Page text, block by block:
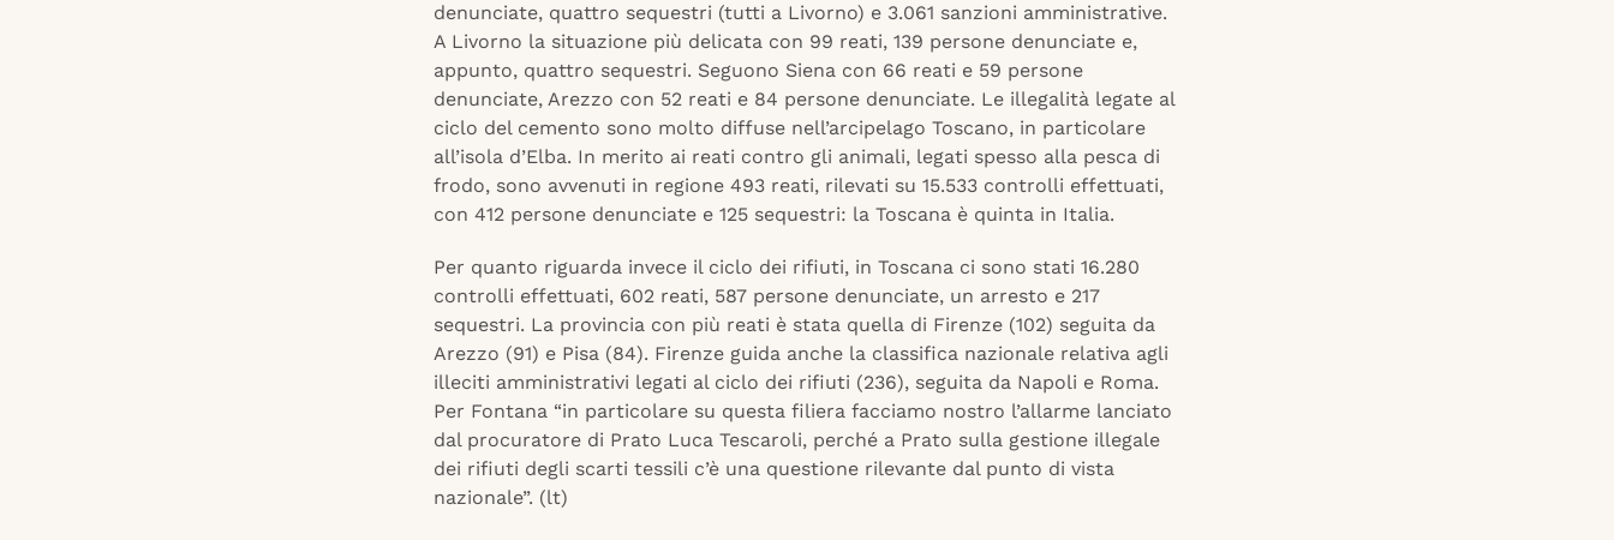
denunciate, quattro sequestri (tutti a Livorno) e 3.061 sanzioni amministrative.
A Livorno la situazione più delicata con 99 reati, 139 persone denunciate e,
appunto, quattro sequestri. Seguono Siena con 66 reati e 59 persone
denunciate, Arezzo con 52 reati e 84 persone denunciate. Le illegalità legate al
ciclo del cemento sono molto diffuse nell’arcipelago Toscano, in particolare
all’isola d’Elba. In merito ai reati contro gli animali, legati spesso alla pesca di
frodo, sono avvenuti in regione 493 reati, rilevati su 15.533 controlli effettuati,
con 412 persone denunciate e 125 sequestri: la Toscana è quinta in Italia.
Per quanto riguarda invece il ciclo dei rifiuti, in Toscana ci sono stati 16.280
controlli effettuati, 602 reati, 587 persone denunciate, un arresto e 217
sequestri. La provincia con più reati è stata quella di Firenze (102) seguita da
Arezzo (91) e Pisa (84). Firenze guida anche la classifica nazionale relativa agli
illeciti amministrativi legati al ciclo dei rifiuti (236), seguita da Napoli e Roma.
Per Fontana “in particolare su questa filiera facciamo nostro l’allarme lanciato
dal procuratore di Prato Luca Tescaroli, perché a Prato sulla gestione illegale
dei rifiuti degli scarti tessili c’è una questione rilevante dal punto di vista
nazionale”. (lt)